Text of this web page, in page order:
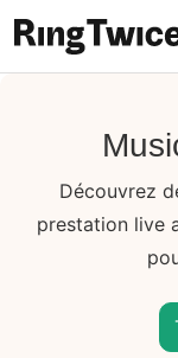
Ring Twice
Découvrez
prestation live